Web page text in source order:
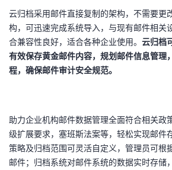
云归档采用邮件直接复制的架构，不需要更
构，可迅速完成系统导入，与现有邮件相关
合兼容性良好，适合各种企业使用。 云归档
有效保存黄金邮件内容，规划邮件信息管理
程，确保邮件审计安全规范。
助力企业机构邮件数据管理全面符合相关政
级扩展要求，塞班斯法案等，轻松实现邮件
策略及归档范围可灵活自定义，管理员可根
邮件；归档系统对邮件系统的数据实时存储